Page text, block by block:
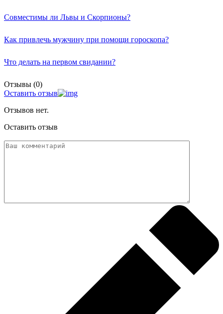
Совместимы ли Львы и Скорпионы?
Как привлечь мужчину при помощи гороскопа?
Что делать на первом свидании?
Отзывы (0)
Оставить отзыв
Отзывов нет.
Оставить отзыв